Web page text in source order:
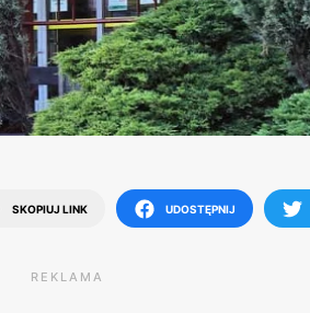
SKOPIUJ LINK UDOSTĘPNIJ
REKLAMA